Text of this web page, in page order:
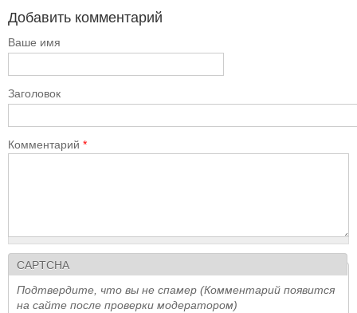
Добавить комментарий
Ваше имя
Заголовок
Комментарий *
CAPTCHA
Подтвердите, что вы не спамер (Комментарий появится
на сайте после проверки модератором)